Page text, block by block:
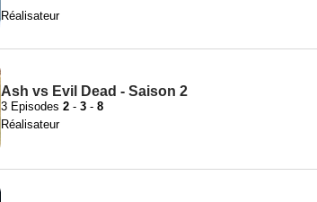
Réalisateur
Ash vs Evil Dead - Saison 2
3 Episodes 2 - 3 - 8
Réalisateur